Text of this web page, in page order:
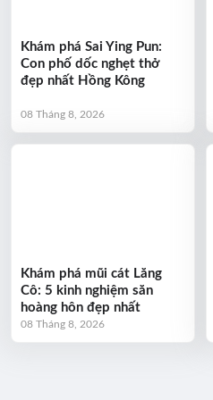
Khám phá Sai Ying Pun:
Con phố dốc nghẹt thở
đẹp nhất Hồng Kông
08 Tháng 8, 2026
Khám phá mũi cát Lăng
Cô: 5 kinh nghiệm săn
hoàng hôn đẹp nhất
08 Tháng 8, 2026